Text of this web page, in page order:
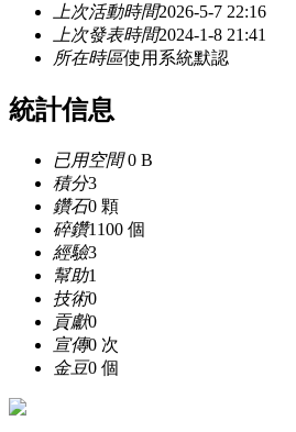
上次活動時間2026-5-7 22:16
上次發表時間2024-1-8 21:41
所在時區使用系統默認
統計信息
已用空間0 B
積分3
鑽石0 顆
碎鑽1100 個
經驗3
幫助1
技術0
貢獻0
宣傳0 次
金豆0 個